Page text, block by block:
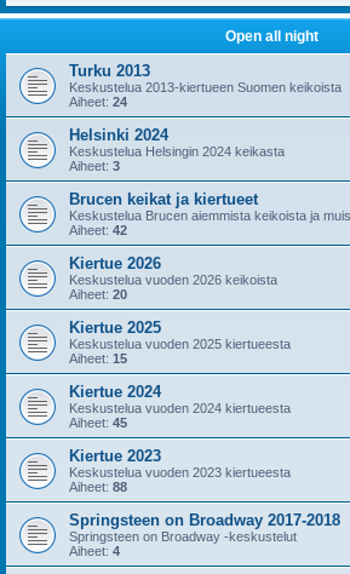
Open all night
Turku 2013
Keskustelua 2013-kiertueen Suomen keikoista
Aiheet: 24
Helsinki 2024
Keskustelua Helsingin 2024 keikasta
Aiheet: 3
Brucen keikat ja kiertueet
Keskustelua Brucen aiemmista keikoista ja
Aiheet: 42
Kiertue 2026
Keskustelua vuoden 2026 keikoista
Aiheet: 20
Kiertue 2025
Keskustelua vuoden 2025 kiertueesta
Aiheet: 15
Kiertue 2024
Keskustelua vuoden 2024 kiertueesta
Aiheet: 45
Kiertue 2023
Keskustelua vuoden 2023 kiertueesta
Aiheet: 88
Springsteen on Broadway 2017-2018
Springsteen on Broadway -keskustelut
Aiheet: 4